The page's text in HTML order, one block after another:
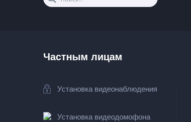
Частным лицам
Установка видеонаблюдения
Установка видеодомофона